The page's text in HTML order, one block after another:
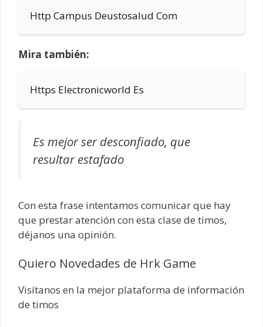
Http Campus Deustosalud Com
Mira también:
Https Electronicworld Es
Es mejor ser desconfiado, que
resultar estafado
Con esta frase intentamos comunicar que hay
que prestar atención con esta clase de timos,
déjanos una opinión.
Quiero Novedades de Hrk Game
Visítanos en la mejor plataforma de información
de timos